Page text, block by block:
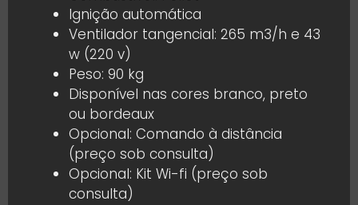
Ignição automática
Ventilador tangencial: 265 m3/h e 43
w (220 v)
Peso: 90 kg
Disponível nas cores branco, preto
ou bordeaux
Opcional: Comando à distância
(preço sob consulta)
Opcional: Kit Wi-fi (preço sob
consulta)